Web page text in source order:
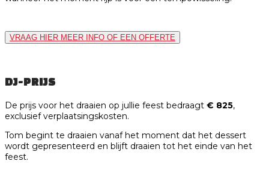
VRAAG HIER MEER INFO OF EEN OFFERTE
DJ-PRIJS
De prijs voor het draaien op jullie feest bedraagt € 825,
exclusief verplaatsingskosten.
Tom begint te draaien vanaf het moment dat het dessert
wordt gepresenteerd en blijft draaien tot het einde van het
feest.